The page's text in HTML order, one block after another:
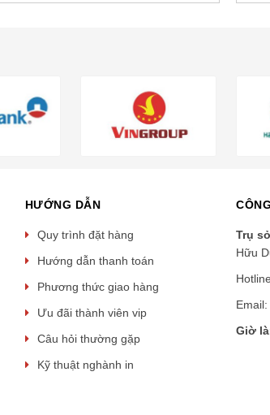
HƯỚNG DẪN
Quy trình đặt hàng
Hướng dẫn thanh toán
Phương thức giao hàng
Ưu đãi thành viên vip
Câu hỏi thường gặp
Kỹ thuật nghành in
Trụ
Hữu
Giờ